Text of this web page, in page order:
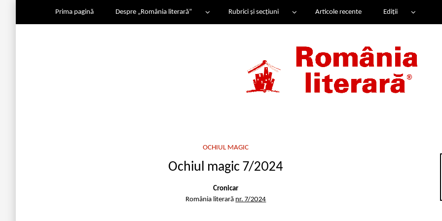
Prima pagină Despre „România literară” Rubrici și secțiuni Articole recente Ediții
OCHIUL MAGIC
Ochiul magic 7/2024
Cronicar
România literară nr. 7/2024